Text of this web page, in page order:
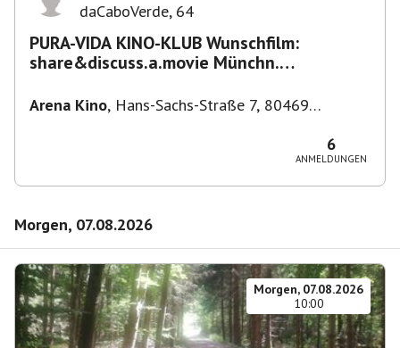
daCaboVerde, 64
PURA-VIDA KINO-KLUB Wunschfilm:
share&discuss.a.movie Münchn.
Arena Kino, Hans-Sachs-Straße 7, 80469
6
ANMELDUNGEN
Morgen, 07.08.2026
Morgen, 07.08.2026
10:00